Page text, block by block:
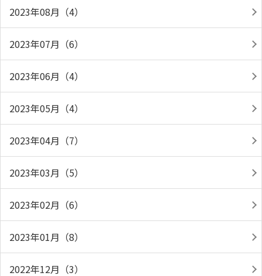
2023年08月（4）
2023年07月（6）
2023年06月（4）
2023年05月（4）
2023年04月（7）
2023年03月（5）
2023年02月（6）
2023年01月（8）
2022年12月（3）